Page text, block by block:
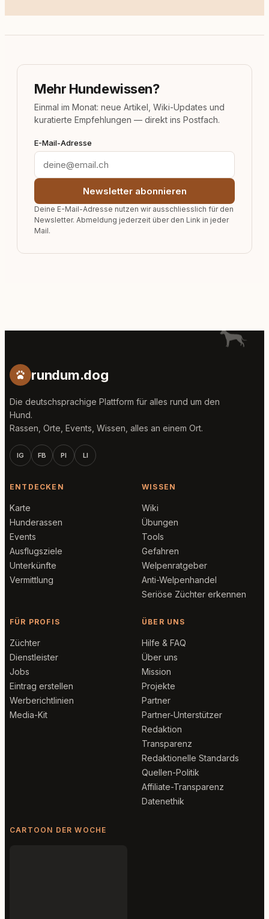
Mehr Hundewissen?
Einmal im Monat: neue Artikel, Wiki-Updates und
kuratierte Empfehlungen — direkt ins Postfach.
E-Mail-Adresse
Newsletter abonnieren
Deine E-Mail-Adresse nutzen wir ausschliesslich für den
Newsletter. Abmeldung jederzeit über den Link in jeder
Mail.
rundum.dog
Die deutschsprachige Plattform für alles rund um den
Hund.
Rassen, Orte, Events, Wissen, alles an einem Ort.
IG FB PI LI
ENTDECKEN
Karte
Hunderassen
Events
Ausflugsziele
Unterkünfte
Vermittlung
WISSEN
Wiki
Übungen
Tools
Gefahren
Welpenratgeber
Anti-Welpenhandel
Seriöse Züchter erkennen
FÜR PROFIS
Züchter
Dienstleister
Jobs
Eintrag erstellen
Werberichtlinien
Media-Kit
ÜBER UNS
Hilfe & FAQ
Über uns
Mission
Projekte
Partner
Partner-Unterstützer
Redaktion
Transparenz
Redaktionelle Standards
Quellen-Politik
Affiliate-Transparenz
Datenethik
CARTOON DER WOCHE